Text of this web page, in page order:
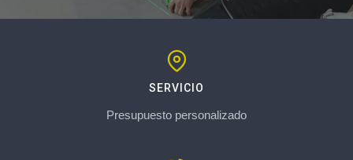
SERVICIO
Presupuesto personalizado